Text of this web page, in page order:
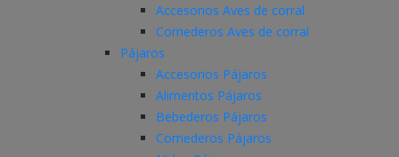
Accesorios Aves de corral
Comederos Aves de corral
Pájaros
Accesorios Pájaros
Alimentos Pájaros
Bebederos Pájaros
Comederos Pájaros